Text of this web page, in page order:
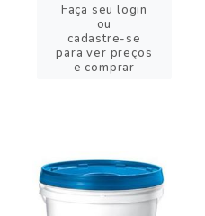
Faça seu login
ou
cadastre-se
para ver preços
e comprar